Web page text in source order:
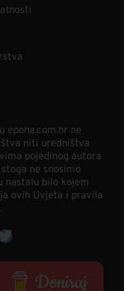
epoha.com.hr ne
niti uredništva
pojedinog autora
ne snosimo
nastalu bilo kojem
ovih Uvjeta i pravila